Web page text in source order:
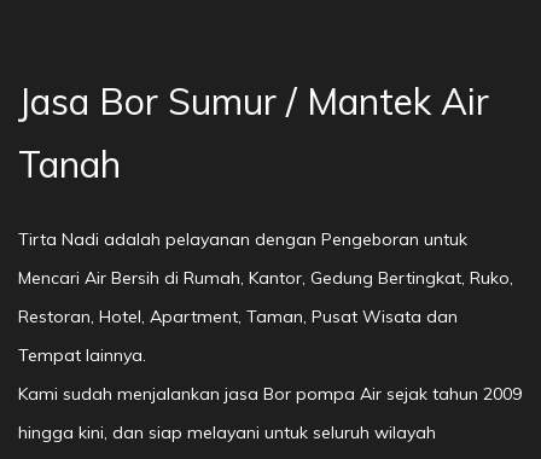
Jasa Bor Sumur / Mantek Air
Tanah
Tirta Nadi adalah pelayanan dengan Pengeboran untuk
Mencari Air Bersih di Rumah, Kantor, Gedung Bertingkat, Ruko,
Restoran, Hotel, Apartment, Taman, Pusat Wisata dan
Tempat lainnya.
Kami sudah menjalankan jasa Bor pompa Air sejak tahun 2009
hingga kini, dan siap melayani untuk seluruh wilayah